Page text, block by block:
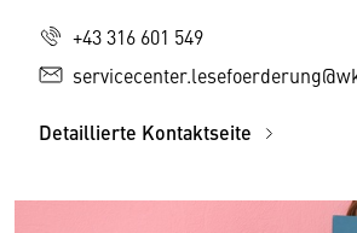
+43 316 601 549
Detaillierte Kontaktseite